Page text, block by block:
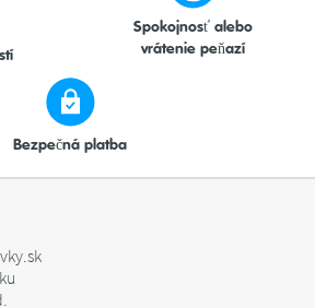
Bezpečná platba
Spokojnosť alebo
vrátenie peňazí